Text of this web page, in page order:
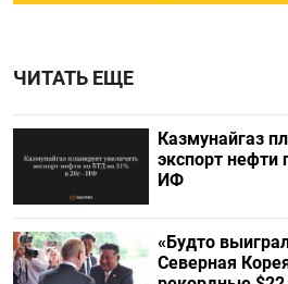
ЧИТАТЬ ЕЩЕ
Казмунайгаз
экспорт нефти
ИФ
«Будто
Северная